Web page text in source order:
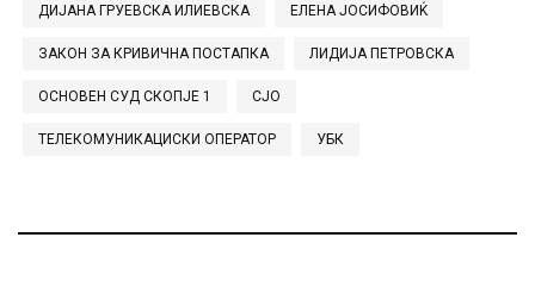
ДИЈАНА ГРУЕВСКА ИЛИЕВСКА ЕЛЕНА ЈОСИФОВИЌ
ЗАКОН ЗА КРИВИЧНА ПОСТАПКА ЛИДИЈА ПЕТРОВСКА
ОСНОВЕН СУД СКОПЈЕ 1 СЈО
ТЕЛЕКОМУНИКАЦИСКИ ОПЕРАТОР УБК